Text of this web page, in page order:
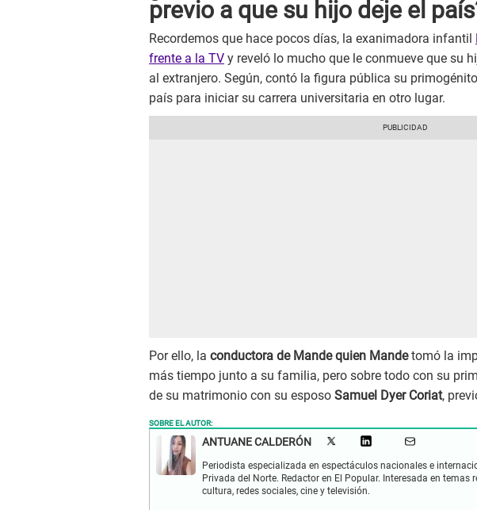
previo a que su hijo deje el
Recordemos que hace pocos días, la exanimadora infantil
frente a la TV y reveló lo mucho que le conmueve que su
al extranjero. Según, contó la figura pública su
país para iniciar su carrera universitaria en otro lugar.
Por ello, la conductora de Mande quien Mandetomó la
más tiempo junto a su familia, pero sobre todo con su
de su matrimonio con su esposo Samuel Dyer Coriat,
SOBRE EL AUTOR:
ANTUANE CALDERÓN
Periodista especializada en espectáculos nacionales e
Privada del Norte. Redactor en El Popular. Interesada en
cultura, redes sociales, cine y televisión.